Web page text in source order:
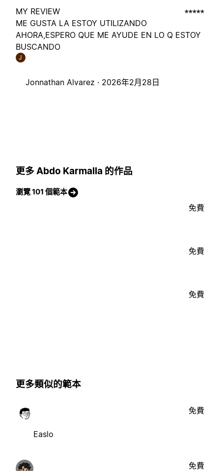
MY REVIEW
ME GUSTA LA ESTOY UTILIZANDO
AHORA,ESPERO QUE ME AYUDE EN LO Q ESTOY
BUSCANDO
J
Jonnathan Alvarez · 2026年2月28日
更多 Abdo Karmalla 的作品
瀏覽 101 個範本
免費
免費
免費
更多類似的範本
Easlo
免費
免費